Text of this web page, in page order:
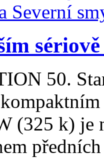
50.
(325 k) je